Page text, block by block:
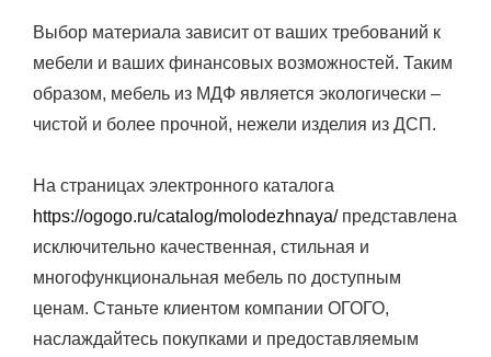
Выбор материала зависит от ваших требований к
мебели и ваших финансовых возможностей. Таким
образом, мебель из МДФ является экологически –
чистой и более прочной, нежели изделия из ДСП.
На страницах электронного каталога
https://ogogo.ru/catalog/molodezhnaya/представлена
исключительно качественная, стильная и
многофункциональная мебель по доступным
ценам. Станьте клиентом компании ОГОГО,
наслаждайтесь покупками и предоставляемым